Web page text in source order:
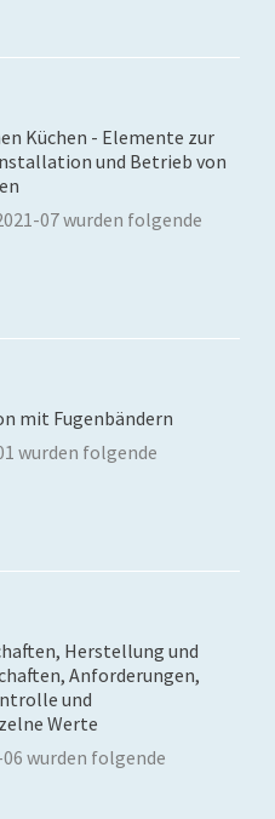
Küchen - Elemente zur
und Betrieb von
07 wurden folgende
mit Fugenbändern
wurden folgende
Herstellung und
Anforderungen,
und
Werte
06 wurden folgende